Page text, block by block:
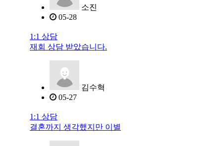
소진
05-28
1:1 상담
재회 상담 받았습니다.
김수혁
05-27
1:1 상담
결혼까지 생각했지만 이별